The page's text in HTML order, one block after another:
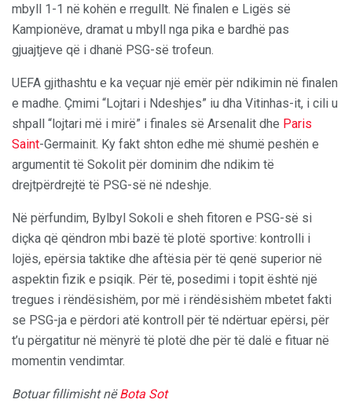
mbyll 1-1 në kohën e rregullt. Në finalen e Ligës së
Kampionëve, dramat u mbyll nga pika e bardhë pas
gjuajtjeve që i dhanë PSG-së trofeun.
UEFA gjithashtu e ka veçuar një emër për ndikimin në finalen
e madhe. Çmimi “Lojtari i Ndeshjes” iu dha Vitinhas-it, i cili u
shpall “lojtari më i mirë” i finales së Arsenalit dhe Paris
Saint-Germainit. Ky fakt shton edhe më shumë peshën e
argumentit të Sokolit për dominim dhe ndikim të
drejtpërdrejtë të PSG-së në ndeshje.
Në përfundim, Bylbyl Sokoli e sheh fitoren e PSG-së si
diçka që qëndron mbi bazë të plotë sportive: kontrolli i
lojës, epërsia taktike dhe aftësia për të qenë superior në
aspektin fizik e psiqik. Për të, posedimi i topit është një
tregues i rëndësishëm, por më i rëndësishëm mbetet fakti
se PSG-ja e përdori atë kontroll për të ndërtuar epërsi, për
t’u përgatitur në mënyrë të plotë dhe për të dalë e fituar në
momentin vendimtar.
Botuar fillimisht nëBota Sot